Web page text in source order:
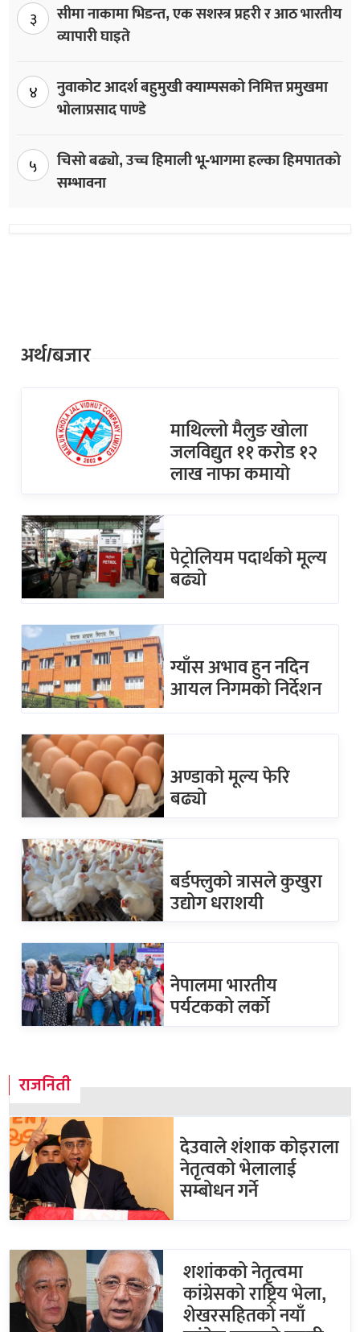
३
सीमा नाकामा भिडन्त, एक सशस्त्र प्रहरी र आठ भारतीय
व्यापारी घाइते
४
नुवाकोट आदर्श बहुमुखी क्याम्पसको निमित्त प्रमुखमा
भोलाप्रसाद पाण्डे
५
चिसो बढ्यो, उच्च हिमाली भू-भागमा हल्का हिमपातको
सम्भावना
अर्थ/बजार
माथिल्लो मैलुङ खोला
जलविद्युत ११ करोड १२
लाख नाफा कमायाे
पेट्रोलियम पदार्थको मूल्य
बढ्यो
ग्याँस अभाव हुन नदिन
आयल निगमको निर्देशन
अण्डाको मूल्य फेरि
बढ्यो
बर्डफ्लुको त्रासले कुखुरा
उद्योग धराशयी
नेपालमा भारतीय
पर्यटकको लर्को
राजनिती
देउवाले शंशाक कोइराला
नेतृत्वको भेलालाई
सम्बोधन गर्ने
शशांकको नेतृत्वमा
कांग्रेसको राष्ट्रिय भेला,
शेखरसहितको नयाँ